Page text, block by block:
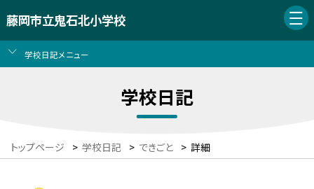
藤岡市立鬼石北小学校
学校日記メニュー
学校日記
トップページ > 学校日記 > できごと > 詳細